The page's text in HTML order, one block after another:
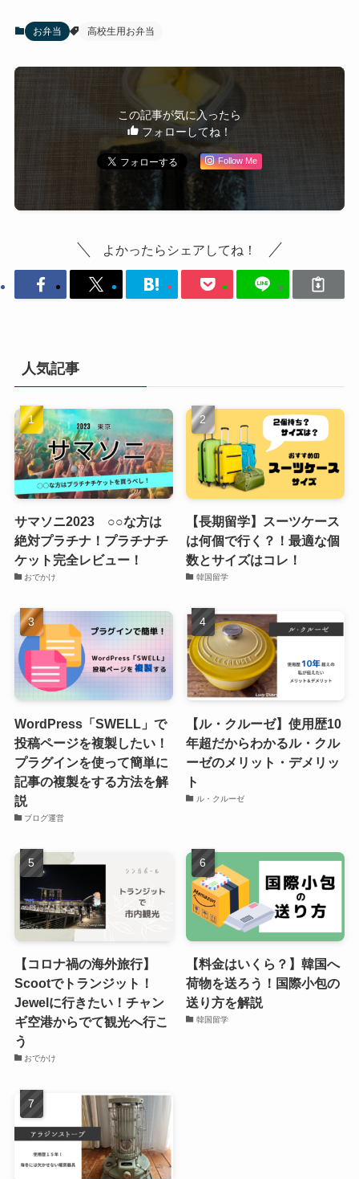
お弁当 高校生用お弁当
この記事が気に入ったら
フォローしてね！
Follow Me
よかったらシェアしてね！
人気記事
サマソニ2023 ○○な方は
絶対プラチナ！プラチナチ
ケット完全レビュー！
おでかけ
【長期留学】スーツケース
は何個で行く？！最適な個
数とサイズはコレ！
韓国留学
WordPress「SWELL」で
投稿ページを複製したい！
プラグインを使って簡単に
記事の複製をする方法を解
説
ブログ運営
【ル・クルーゼ】使用歴10
年超だからわかるル・クル
ーゼのメリット・デメリッ
ト
ル・クルーゼ
【コロナ禍の海外旅行】
Scootでトランジット！
Jewelに行きたい！チャン
ギ空港からでて観光へ行こ
う
おでかけ
【料金はいくら？】韓国へ
荷物を送ろう！国際小包の
送り方を解説
韓国留学